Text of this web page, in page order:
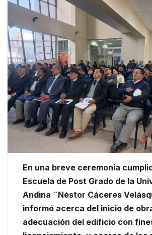
En una breve ceremonia
Escuela de Post Grado de la
Andina ¨Néstor Cáceres
informó acerca del inicio de
adecuación del edificio con